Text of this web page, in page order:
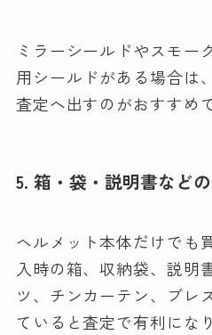
ミラーシールドやスモー
用シールドがある場合は
査定へ出すのがおすすめ
5. 箱・袋・説明書など
ヘルメット本体だけでも
入時の箱、収納袋、説明
ツ、チンカーテン、ブレ
ていると査定で有利にな